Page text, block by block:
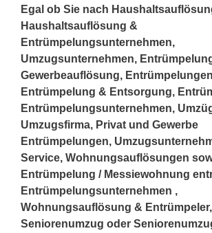
Egal ob Sie nach
Haushaltsauflösung &
Entrümpelungsunternehmen,
Umzugsunternehmen,
Gewerbeauflösung,
Entrümpelung & Entsorgung,
Entrümpelungsunternehmen,
Umzugsfirma, Privat und Gewerbe
Entrümpelungen,
Service, Wohnungsauflösungen
Entrümpelung / Messiewohnung
Entrümpelungsunternehmen ,
Wohnungsauflösung & Entrümpeler,
Seniorenumzug oder